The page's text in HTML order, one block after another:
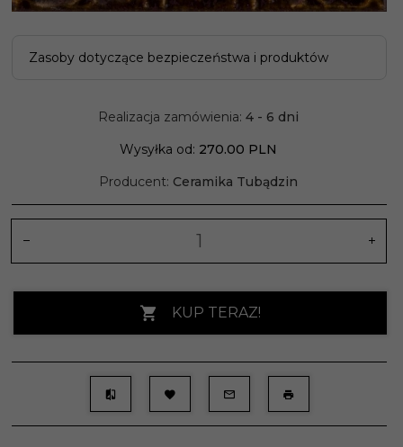
Zasoby dotyczące bezpieczeństwa i produktów
Realizacja zamówienia: 4 - 6 dni
Wysyłka od: 270.00 PLN
Producent: Ceramika Tubądzin
KUP TERAZ!